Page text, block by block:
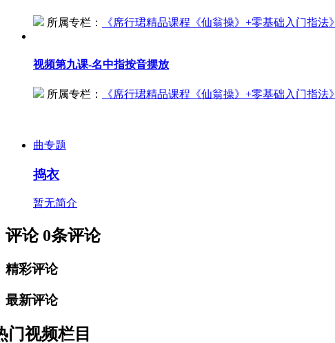
所属专栏： 《席行珺精品课程《仙翁操》+零基础入门指法》
视频第九课-名中指按音摆放
所属专栏： 《席行珺精品课程《仙翁操》+零基础入门指法》
曲专题
捣衣
暂无简介
评论 0条评论
精彩评论
最新评论
门视频栏目